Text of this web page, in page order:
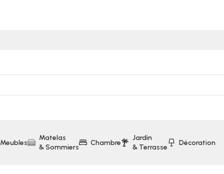
Meubles
Matelas
& Sommiers
Chambre
Jardin
& Terrasse
Décoration